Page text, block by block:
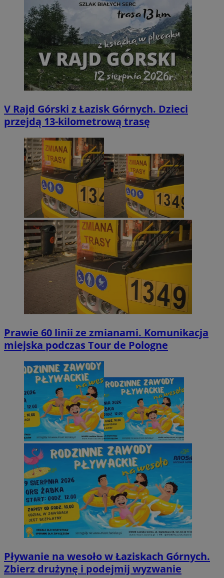
V Rajd Górski z Łazisk Górnych. Dzieci
przejdą 13-kilometrową trasę
Prawie 60 linii ze zmianami. Komunikacja
miejska podczas Tour de Pologne
Pływanie na wesoło w Łaziskach Górnych.
Zbierz drużynę i podejmij wyzwanie